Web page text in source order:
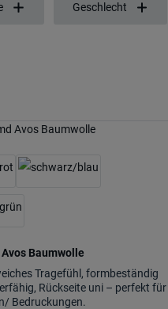
Geschlecht
Baumwolle
Tragefühl, formbeständig
Rückseite uni – perfekt für
Bedruckungen.